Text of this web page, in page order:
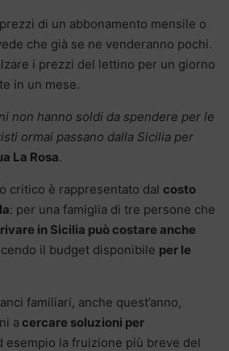
di un abbonamento mensile o
che già se ne venderanno pochi.
i prezzi del lettino per un giorno
in un mese.
non hanno soldi da spendere per le
ormai passano dalla Sicilia per
La Rosa.
critico è rappresentato dal costo
: per una famiglia di tre persone che
in Sicilia può costare anche
il budget disponibile per le
familiari, anche quest’anno,
a cercare soluzioni per
esempio la fruizione più breve del